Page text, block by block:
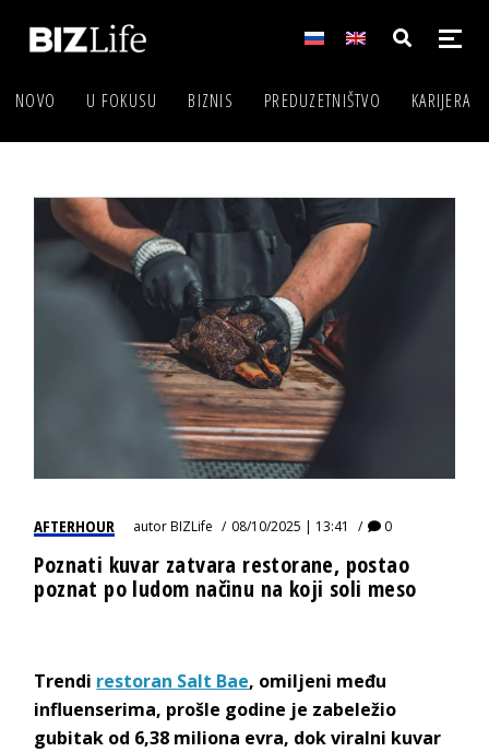
NOVO U FOKUSU BIZNIS PREDUZETNIŠTVO KARIJERA
AFTERHOUR autorBIZLife 08/10/2025 | 13:41 0
Poznati kuvar zatvara restorane, postao
poznat po ludom načinu na koji soli meso
Trendi restoran Salt Bae, omiljeni među
influenserima, prošle godine je zabeležio
gubitak od 6,38 miliona evra, dok viralni kuvar